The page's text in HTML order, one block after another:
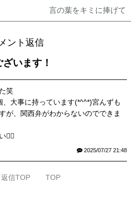
言の葉をキミに捧げて
ント返信
います！
笑
大事に持っています(*^^*)宮んずも
が、関西弁がわからないのでできま
🙇‍♀️
2025/07/27 21:48
信TOP TOP